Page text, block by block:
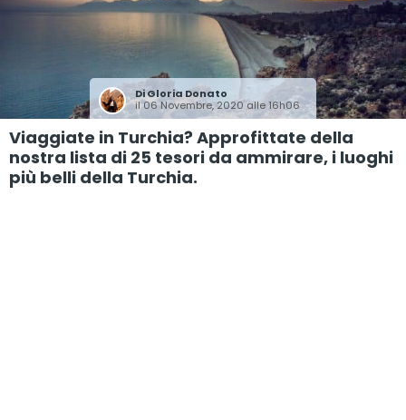
DiGloria Donato
il 06 Novembre, 2020 alle 16h06
Viaggiate in Turchia? Approfittate della
nostra lista di 25 tesori da ammirare, i luoghi
più belli della Turchia.